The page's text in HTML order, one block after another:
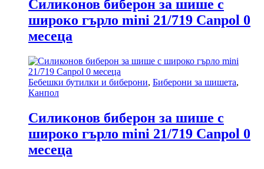
Силиконов биберон за шише с
широко гърло mini 21/719 Canpol 0
месеца
Бебешки бутилки и биберони, Биберони за шишета,
Канпол
Силиконов биберон за шише с
широко гърло mini 21/719 Canpol 0
месеца